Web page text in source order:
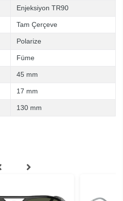
Enjeksiyon TR90
Tam Çerçeve
Polarize
Füme
45 mm
17 mm
130 mm